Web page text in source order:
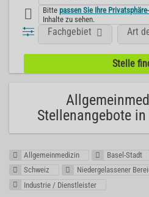
Bittepassen Sie Ihre
Inhalte zu sehen.
Fachgebiet Art
Stellenangebote
Allgemeinmedizin Basel-Stadt
Schweiz
Niedergelassener
Industrie / Dienstleister